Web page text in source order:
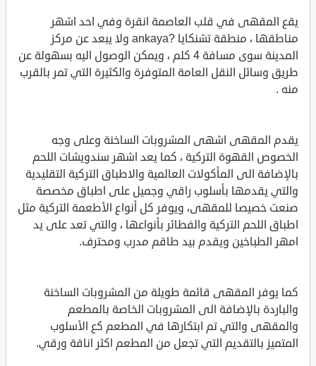
يقع المقهى في قلب العاصمة انقرة وفي احد اشهر
مناطقها ، منطقة تشنكايا ?ankaya ولا يبعد عن مركز
المدينة سوى مسافة 4 كلم ، ويمكن الوصول اليه بسهولة عن
طريق وسائل النقل العامة المتوفرة والكثيرة التي تمر بالقرب
منه .
يقدم المقهى اشهى المشروبات الساخنة وعلى وجه
الخصوص القهوة التركية ، كما يعد اشهر سندويشات اللحم
بالإضافة الى المأكولات العالمية والاطباق التركية التقليدية
والتي يقدمها بأسلوب راقي وجميل على اطباق مخصصة
صنعت خصيصا للمقهى، ويوفر كل أنواع الأطعمة التركية مثل
اطباق اللحم التركية والفطائر بأنواعها ، والتي تعد على يد
امهر الطباخين ويقدم بيد طاقم مدرب ومحترف.
كما يوفر المقهى قائمة طويلة من المشروبات الساخنة
والباردة بالإضافة الى المشروبات الخاصة بالمطعم
والمقهى والتي تم ابتكارها في المطعم كع الأسلوب
المتميز بالتقديم التي تجعل من المطعم اكثر اناقة ورقي.